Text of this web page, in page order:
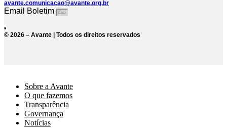
avante.comunicacao@avante.org.br
Email Boletim
© 2026 – Avante | Todos os direitos reservados
Sobre a Avante
O que fazemos
Transparência
Governança
Notícias